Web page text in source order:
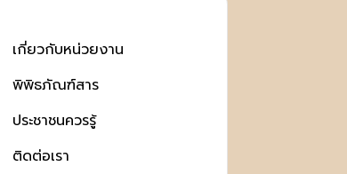
เกี่ยวกับหน่วยงาน
พิพิธภัณฑ์สาร
ประชาชนควรรู้
ติดต่อเรา